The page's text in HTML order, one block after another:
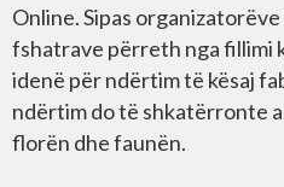
Online. Sipas
fshatrave përreth nga fillimi
idenë për ndërtim të kësaj
ndërtim do të shkatërronte
florën dhe faunën.